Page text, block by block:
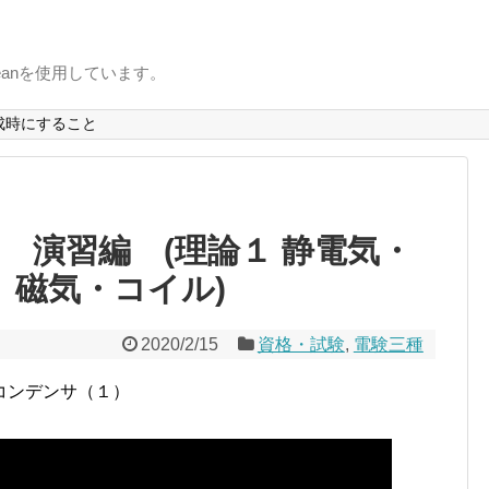
を使用しています。
時にすること
演習編 (理論１ 静電気・
気・コイル)
2020/2/15 資格・試験, 電験三種
デンサ（１）